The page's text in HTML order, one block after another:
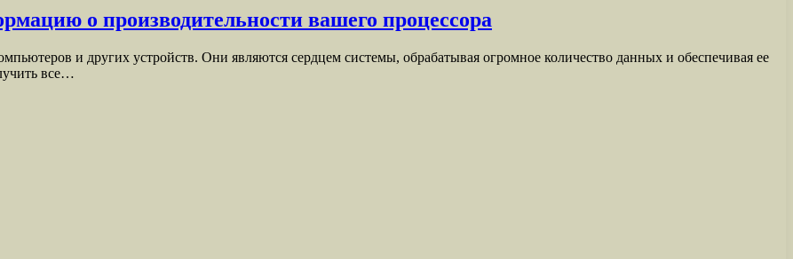
о производительности вашего процессора
и других устройств. Они являются сердцем системы, обрабатывая огромное количество данных и обеспечивая ее
все…